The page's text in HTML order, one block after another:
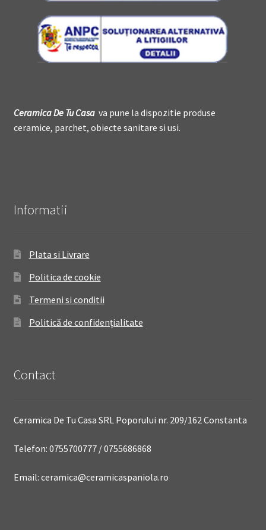
Ceramica DeTu Casava pune la dispozitie produse
ceramice, parchet, obiecte sanitare si usi.
Informatii
Plata si Livrare
Politica de cookie
Termeni si conditii
Politică de confidențialitate
Contact
Ceramica De Tu Casa SRL Poporului nr. 209/162 Constanta
Telefon: 0755700777 / 0755686868
Email: ceramica@ceramicaspaniola.ro